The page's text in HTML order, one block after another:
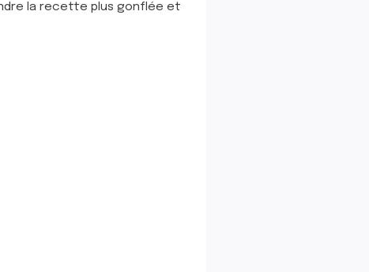
la recette plus gonflée et